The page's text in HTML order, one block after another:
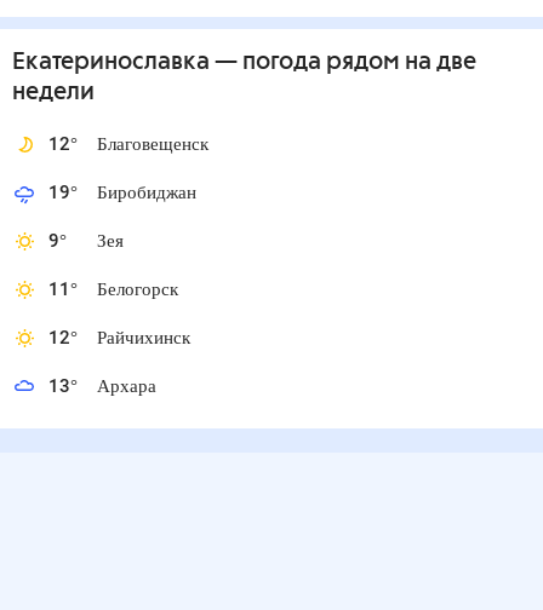
Екатеринославка — погода рядом на две
недели
12° Благовещенск
19° Биробиджан
9° Зея
11° Белогорск
12° Райчихинск
13° Архара